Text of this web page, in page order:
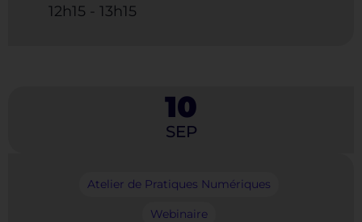
12h15 - 13h15
10
SEP
Atelier de Pratiques Numériques
Webinaire